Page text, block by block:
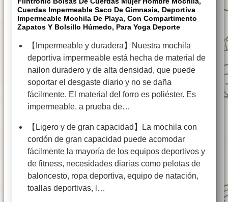
Cuerdas Impermeable Saco De Gimnasia, Deportiva
Impermeable Mochila De Playa, Con Compartimento
Zapatos Y Bolsillo Húmedo, Para Yoga Deporte
【Impermeable y duradera】Nuestra mochila
deportiva impermeable está hecha de material de
nailon duradero y de alta densidad, que puede
soportar el desgaste diario y no se daña
fácilmente. El material del forro es poliéster. Es
impermeable, a prueba de…
【Ligero y de gran capacidad】La mochila con
cordón de gran capacidad puede acomodar
fácilmente la mayoría de los equipos deportivos y
de fitness, necesidades diarias como pelotas de
baloncesto, ropa deportiva, equipo de natación,
toallas deportivas, l…